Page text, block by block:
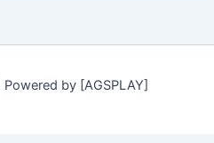
by [AGSPLAY]